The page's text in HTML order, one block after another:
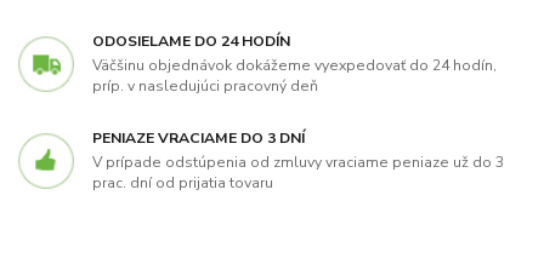
ODOSIELAME DO 24 HODÍN
Väčšinu objednávok dokážeme vyexpedovať do 24 hodín,
príp. v nasledujúci pracovný deň
PENIAZE VRACIAME DO 3 DNÍ
V prípade odstúpenia od zmluvy vraciame peniaze už do 3
prac. dní od prijatia tovaru